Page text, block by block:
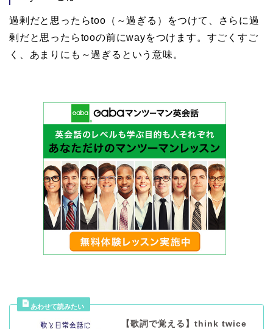
過剰だと思ったらtoo（～過ぎる）をつけて、さらに過
剰だと思ったらtooの前にwayをつけます。すごくすご
く、あまりにも～過ぎるという意味。
【歌詞で覚える】think twice